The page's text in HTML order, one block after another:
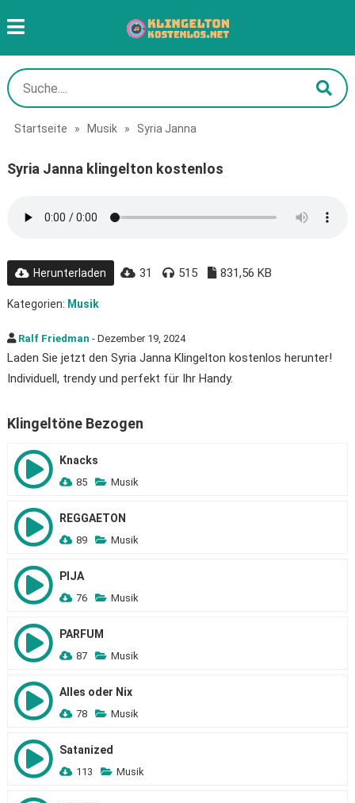
Startseite » Musik » Syria Janna
Syria Janna klingelton kostenlos
Herunterladen 31 515 831,56 KB
Kategorien: Musik
Ralf Friedman - Dezember 19, 2024
Laden Sie jetzt den Syria Janna Klingelton kostenlos herunter!
Individuell, trendy und perfekt für Ihr Handy.
Klingeltöne Bezogen
Knacks
85 Musik
REGGAETON
89 Musik
PIJA
76 Musik
PARFUM
87 Musik
Alles oder Nix
78 Musik
Satanized
113 Musik